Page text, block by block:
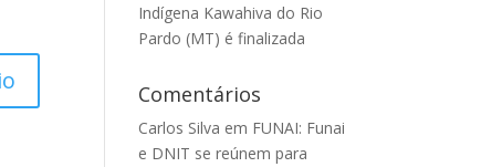
Indígena Kawahiva do Rio
Pardo (MT) é finalizada
Comentários
Carlos Silva em FUNAI: Funai
e DNIT se reúnem para